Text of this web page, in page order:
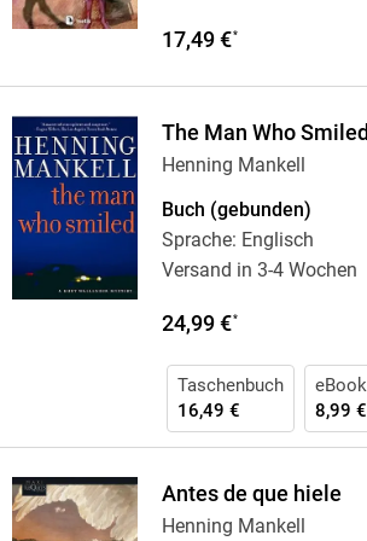
17,49 €*
The Man Who Smiled
Henning Mankell
Buch (gebunden)
Sprache: Englisch
Versand in 3-4 Wochen
24,99 €*
Taschenbuch
16,49 €
8,99 €
Antes de que hiele
Henning Mankell